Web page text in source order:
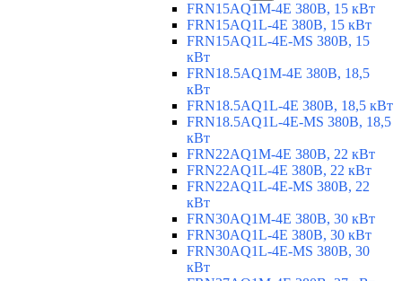
FRN15AQ1M-4E 380В, 15 кВт
FRN15AQ1L-4E 380В, 15 кВт
FRN15AQ1L-4E-MS 380В, 15
кВт
FRN18.5AQ1M-4E 380В, 18,5
кВт
FRN18.5AQ1L-4E 380В, 18,5 кВт
FRN18.5AQ1L-4E-MS 380В, 18,5
кВт
FRN22AQ1M-4E 380В, 22 кВт
FRN22AQ1L-4E 380В, 22 кВт
FRN22AQ1L-4E-MS 380В, 22
кВт
FRN30AQ1M-4E 380В, 30 кВт
FRN30AQ1L-4E 380В, 30 кВт
FRN30AQ1L-4E-MS 380В, 30
кВт